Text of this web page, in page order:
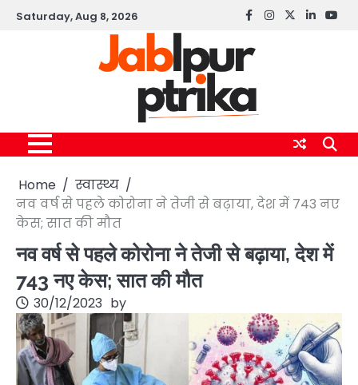
SkipSaturday, Aug 8, 2026 Facebook
instagram
twitterlinkedin
Home
स्वास्थ्य
नव वर्ष से पहले कोरोना ने तेजी से बढ़ाया, देश में 743 नए
केस; सात की मौत
नव वर्ष से पहले कोरोना ने तेजी से बढ़ाया, देश में
743 नए केस; सात की मौत
30/12/2023 by